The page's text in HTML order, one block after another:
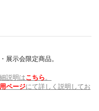
展示会限定商品。
説明はこちら。
ページにて詳しく説明してお